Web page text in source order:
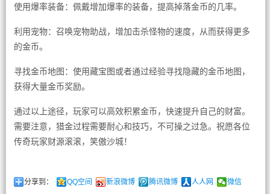
使用爆率装备：佩戴增加爆率的装备，提高掉落金币的几率。
利用宠物：召唤宠物助战，增加击杀怪物的速度，从而获得更多
的金币。
寻找金币地图：使用藏宝图或者通过经验寻找隐藏的金币地图，
获得大量金币奖励。
通过以上途径，玩家可以高效积累金币，快速提升自己的财富。
需要注意，猎金过程需要耐心和技巧，不可操之过急。祝愿各位
传奇玩家财源滚滚，笑傲沙城！
分享到： QQ空间 新浪微博 腾讯微博 人人网 微信